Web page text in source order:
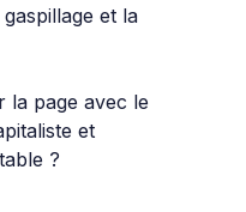
et la
la page avec le
et
?